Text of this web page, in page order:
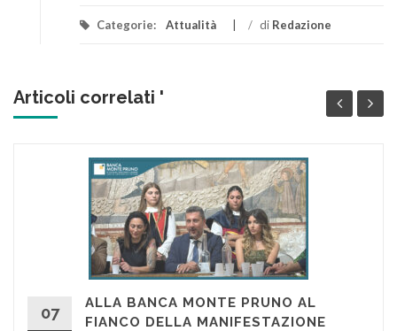
Categorie: Attualità / di Redazione
Articoli correlati '
07
ALLA BANCA MONTE PRUNO AL
FIANCO DELLA MANIFESTAZIONE